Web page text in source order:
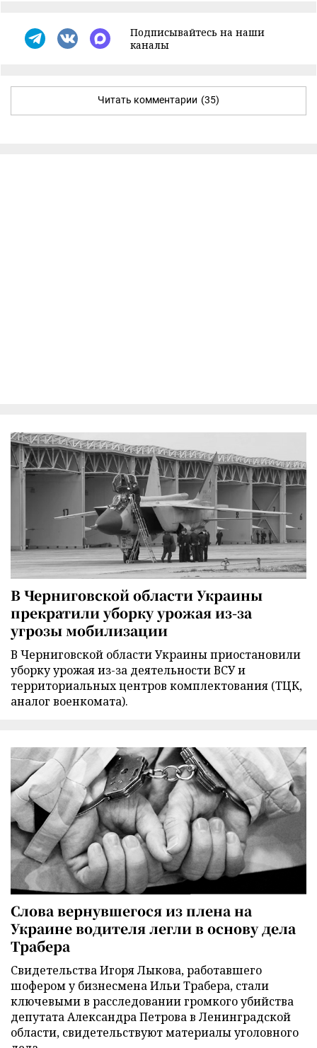
Подписывайтесь на наши
каналы
Читать комментарии (35)
В Черниговской области Украины
прекратили уборку урожая из-за
угрозы мобилизации
В Черниговской области Украины приостановили
уборку урожая из-за деятельности ВСУ и
территориальных центров комплектования (ТЦК,
аналог военкомата).
Слова вернувшегося из плена на
Украине водителя легли в основу дела
Трабера
Свидетельства Игоря Лыкова, работавшего
шофером у бизнесмена Ильи Трабера, стали
ключевыми в расследовании громкого убийства
депутата Александра Петрова в Ленинградской
области, свидетельствуют материалы уголовного